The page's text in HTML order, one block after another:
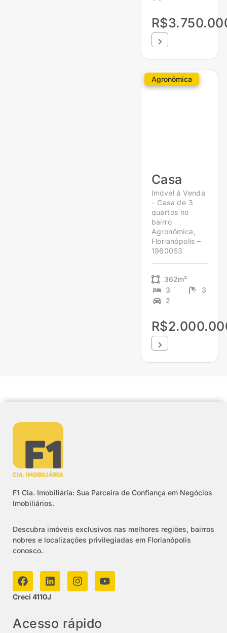
Agronômica
Casa
Imóvel á Venda
– Casa de 3
quartos no
bairro
Agronômica,
Florianópolis –
1960053
362m²
3
3
2
F1 Cia. Imobiliária: Sua Parceira de Confiança em Negócios
Imobiliários.
Descubra imóveis exclusivos nas melhores regiões, bairros
nobres e localizações privilegiadas em Florianópolis
conosco.
Creci 4110J
Acesso rápido